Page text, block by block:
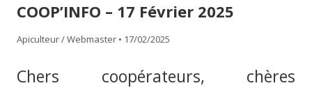
contenu
COOP’INFO – 17 Février 2025
Apiculteur / Webmaster • 17/02/2025
Chers coopérateurs, chères